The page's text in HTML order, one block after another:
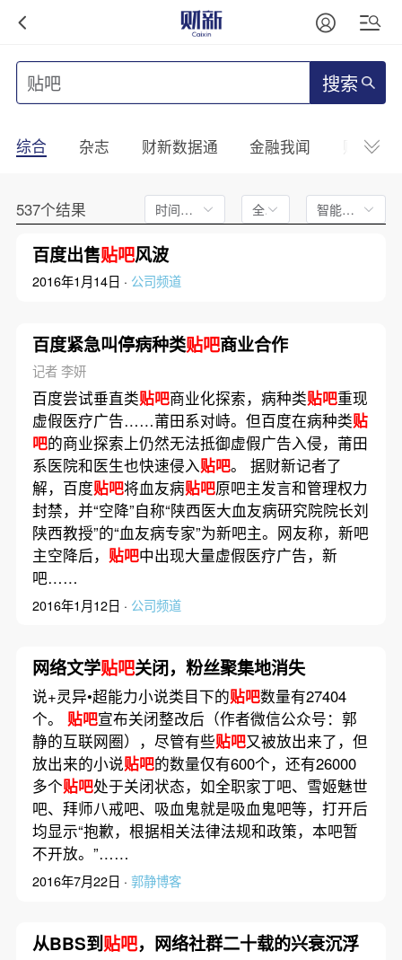
搜索
综合 杂志 财新数据通 金融我闻 财新
537个结果 时间不限 全文 智能排序
百度出售贴吧风波
2016年1月14日 · 公司频道
百度紧急叫停病种类贴吧商业合作
记者 李妍
百度尝试垂直类贴吧商业化探索，病种类贴吧重现
虚假医疗广告……莆田系对峙。但百度在病种类贴
吧的商业探索上仍然无法抵御虚假广告入侵，莆田
系医院和医生也快速侵入贴吧。 据财新记者了
解，百度贴吧将血友病贴吧原吧主发言和管理权力
封禁，并“空降”自称“陕西医大血友病研究院院长刘
陕西教授”的“血友病专家”为新吧主。网友称，新吧
主空降后， 贴吧中出现大量虚假医疗广告，新
吧……
2016年1月12日 · 公司频道
网络文学贴吧关闭，粉丝聚集地消失
说+灵异•超能力小说类目下的贴吧数量有27404
个。 贴吧宣布关闭整改后（作者微信公众号：郭
静的互联网圈），尽管有些贴吧又被放出来了，但
放出来的小说贴吧的数量仅有600个，还有26000
多个贴吧处于关闭状态，如全职家丁吧、雪姬魅世
吧、拜师八戒吧、吸血鬼就是吸血鬼吧等，打开后
均显示“抱歉，根据相关法律法规和政策，本吧暂
不开放。”……
2016年7月22日 · 郭静博客
从BBS到贴吧，网络社群二十载的兴衰沉浮